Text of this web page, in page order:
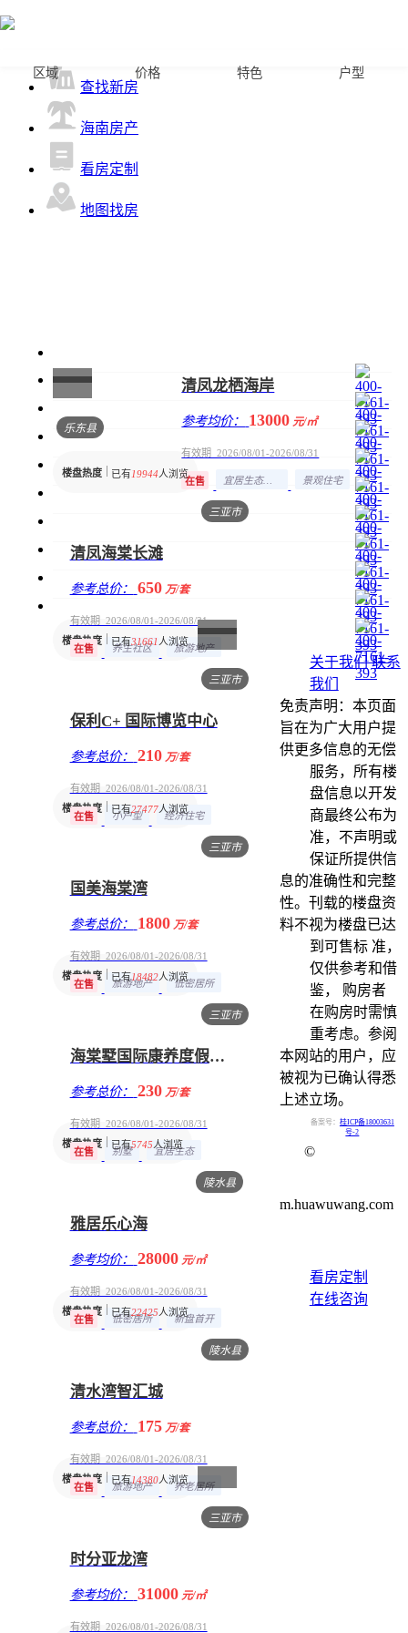
查找新房
海南房产
看房定制
地图找房
区域 价格 特色 户型
乐东县
清凤龙栖海岸
参考均价： 13000 元/㎡
有效期 2026/08/01-2026/08/31
在售 宜居生态地产 景观住宅
楼盘热度 已有19944人浏览
三亚市
清凤海棠长滩
参考总价： 650 万/套
有效期 2026/08/01-2026/08/31
在售 养生社区 旅游地产
楼盘热度 已有31661 人浏览
三亚市
保利C+ 国际博览中心
参考总价： 210 万/套
有效期 2026/08/01-2026/08/31
在售 小户型 经济住宅
楼盘热度 已有27477人浏览
三亚市
国美海棠湾
参考总价： 1800 万/套
有效期 2026/08/01-2026/08/31
在售 旅游地产 低密居所
楼盘热度 已有18482人浏览
三亚市
海棠墅国际康养度假中心
参考总价： 230 万/套
有效期 2026/08/01-2026/08/31
在售 别墅 宜居生态
楼盘热度 已有5745人浏览
陵水县
雅居乐心海
参考均价： 28000 元/㎡
有效期 2026/08/01-2026/08/31
在售 低密居所 新盘首开
楼盘热度 已有22425人浏览
陵水县
清水湾智汇城
参考总价： 175 万/套
有效期 2026/08/01-2026/08/31
在售 旅游地产 养老居所
楼盘热度 已有14380人浏览
三亚市
时分亚龙湾
参考均价： 31000 元/㎡
有效期 2026/08/01-2026/08/31
关于我们 联系
我们
免责声明：本页面
旨在为广大用户提
供更多信息的无偿
服务，所有楼
盘信息以开发
商最终公布为
准，不声明或
保证所提供信
息的准确性和完整
性。刊载的楼盘资
料不视为楼盘已达
到可售标 准，
仅供参考和借
鉴， 购房者
在购房时需慎
重考虑。参阅
本网站的用户，应
被视为已确认得悉
上述立场。
备案号： 桂ICP备18003631
号-2
©
m.huawuwang.com
看房定制
在线咨询